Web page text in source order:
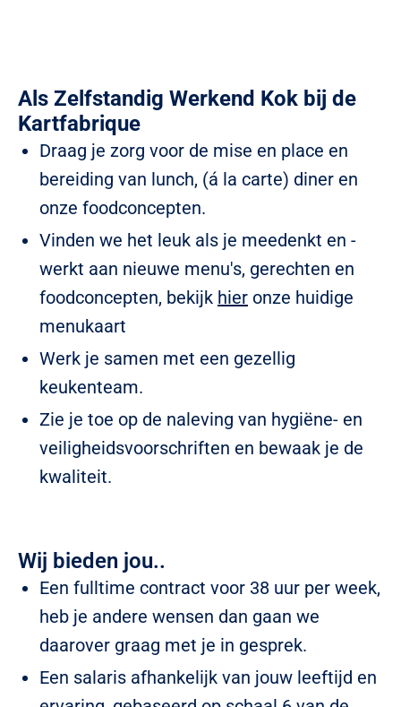
Als Zelfstandig Werkend Kok bij de
Kartfabrique
Draag je zorg voor de mise en place en
bereiding van lunch, (á la carte) diner en
onze foodconcepten.
Vinden we het leuk als je meedenkt en -
werkt aan nieuwe menu's, gerechten en
foodconcepten, bekijk hier onze huidige
menukaart
Werk je samen met een gezellig
keukenteam.
Zie je toe op de naleving van hygiëne- en
veiligheidsvoorschriften en bewaak je de
kwaliteit.
Wij bieden jou..
Een fulltime contract voor 38 uur per week,
heb je andere wensen dan gaan we
daarover graag met je in gesprek.
Een salaris afhankelijk van jouw leeftijd en